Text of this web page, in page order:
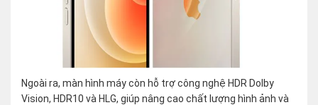
Ngoài ra, màn hình máy còn hỗ trợ công nghệ HDR Dolby
Vision, HDR10 và HLG, giúp nâng cao chất lượng hình ảnh và